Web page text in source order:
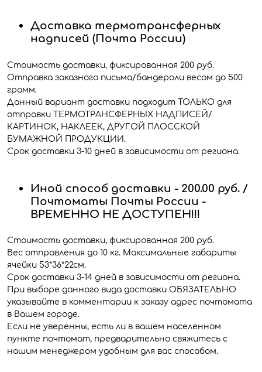
Доставка термотрансферных
надписей (Почта России)
Стоимость доставки, фиксированная 200 руб.
Отправка заказного письма/бандероли весом до 500
грамм.
Данный вариант доставки подходит ТОЛЬКО для
отправки ТЕРМОТРАНСФЕРНЫХ НАДПИСЕЙ/
КАРТИНОК, НАКЛЕЕК, ДРУГОЙ ПЛОССКОЙ
БУМАЖНОЙ ПРОДУКЦИИ.
Срок доставки 3-10 дней в зависимости от региона.
Иной способ доставки - 200.00 руб. /
Почтоматы Почты России -
ВРЕМЕННО НЕ ДОСТУПЕН!!!
Стоимость доставки, фиксированная 200 руб.
Вес отправления до 10 кг. Максимальные габариты
ячейки 53*36*22см.
Срок доставки 3-14 дней в зависимости от региона.
При выборе данного вида доставки ОБЯЗАТЕЛЬНО
указывайте в комментарии к заказу адрес почтомата
в Вашем городе.
Если не уверенны, есть ли в вашем населенном
пункте почтомат, предварительно свяжитесь с
нашим менеджером удобным для вас способом.